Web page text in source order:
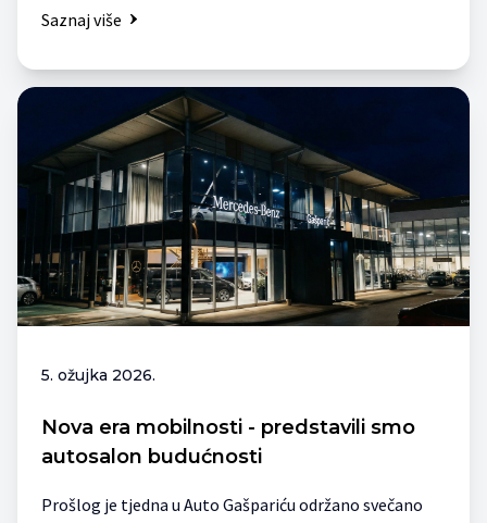
Saznaj više
5. ožujka 2026.
Nova era mobilnosti - predstavili smo
autosalon budućnosti
Prošlog je tjedna u Auto Gašpariću održano svečano